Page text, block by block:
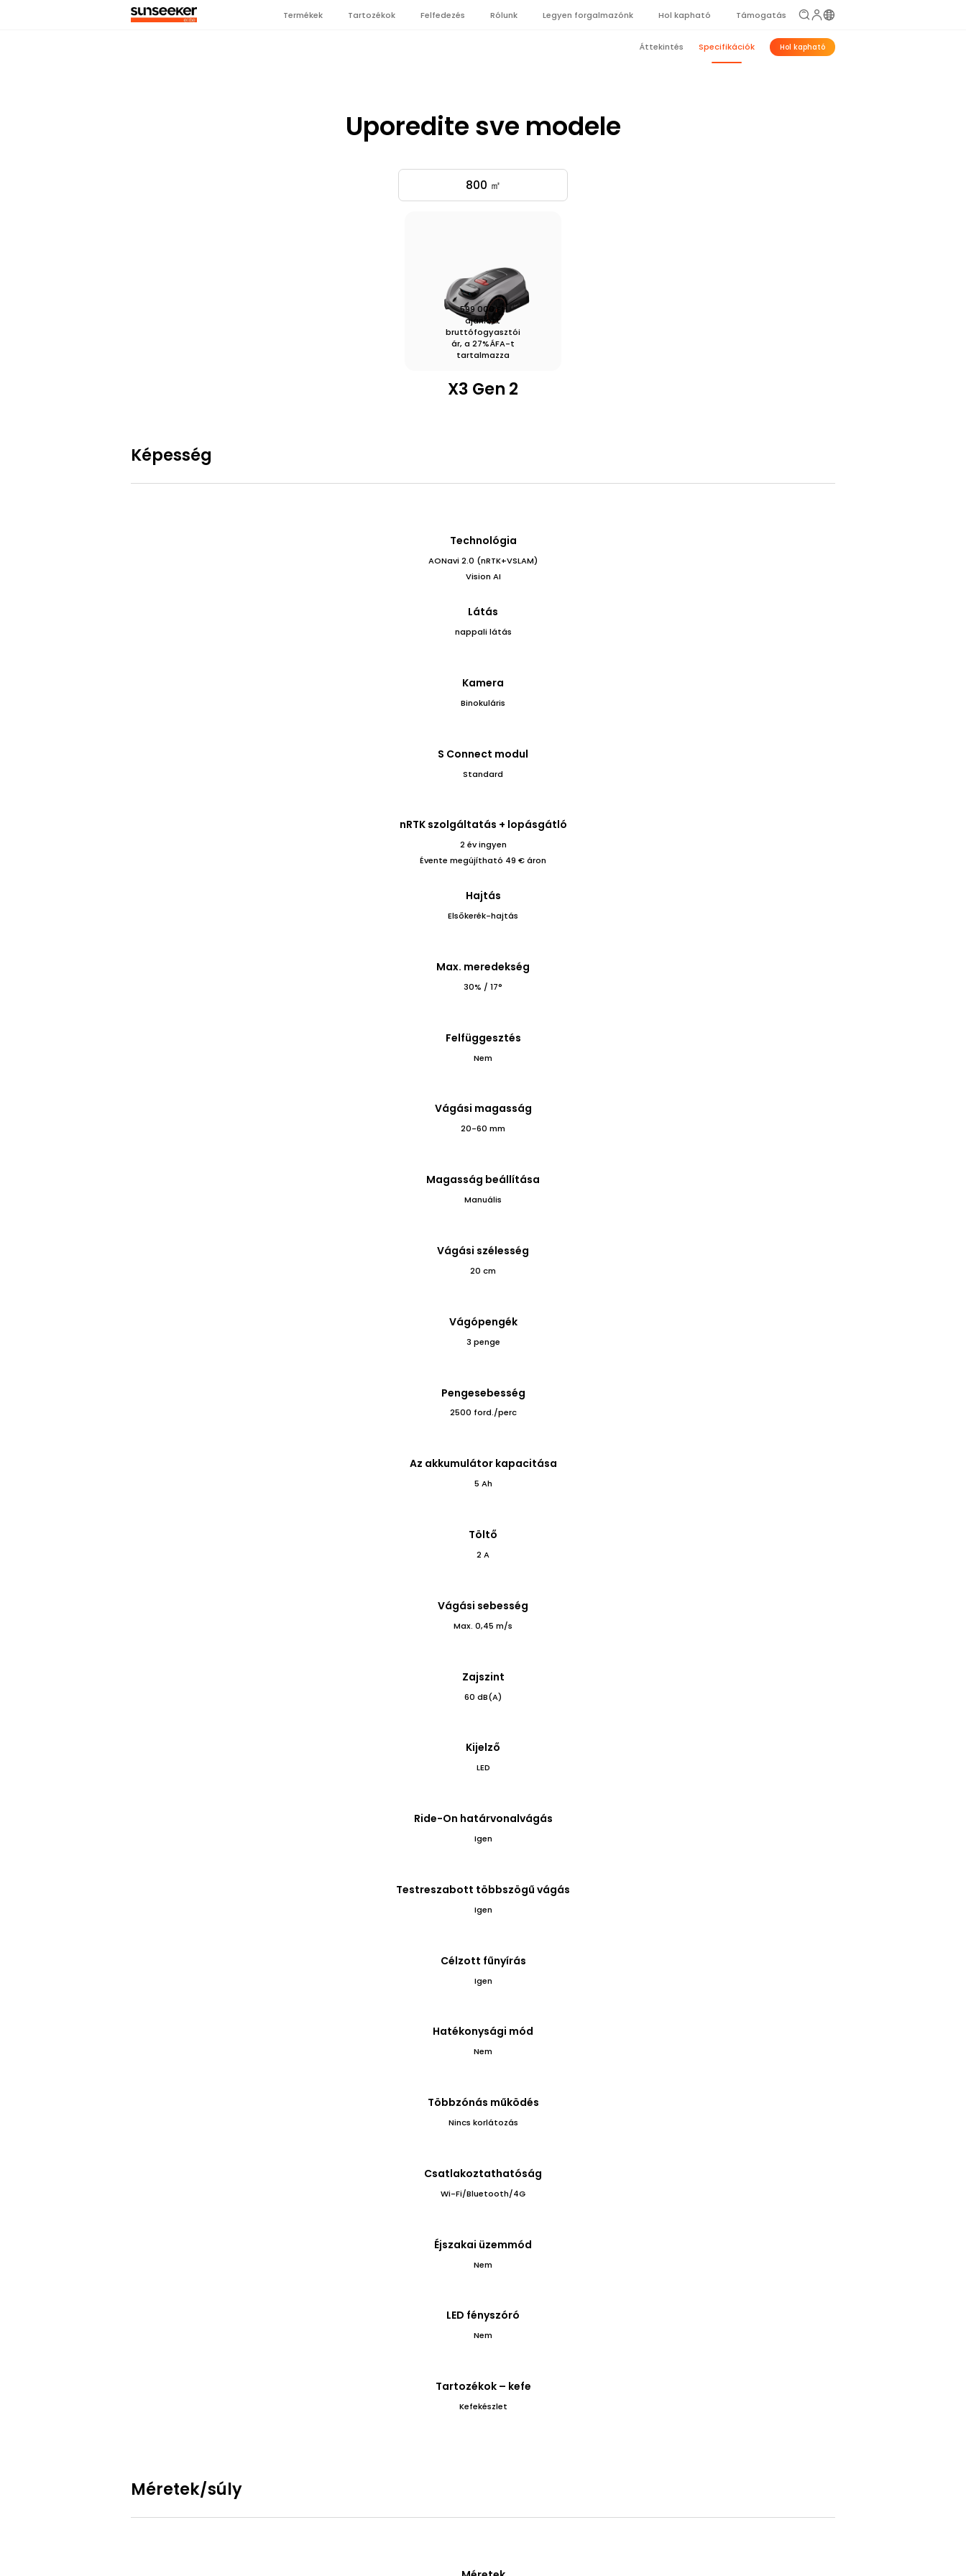
Termékek Tartozékok Felfedezés Rólunk Legyen forgalmazónk Hol kapható Támogatás
Áttekintés Specifikációk Hol kapható
Uporedite sve modele
800 ㎡
599 000 Ft
ajánlott
bruttófogyasztói
ár, a 27%ÁFA-t
tartalmazza
X3 Gen 2
Képesség
Technológia
AONavi 2.0 (nRTK+VSLAM)
Vision AI
Látás
nappali látás
Kamera
Binokuláris
S Connect modul
Standard
nRTK szolgáltatás + lopásgátló
2 év ingyen
Évente megújítható 49 € áron
Hajtás
Elsőkerék-hajtás
Max. meredekség
30% / 17°
Felfüggesztés
Nem
Vágási magasság
20-60 mm
Magasság beállítása
Manuális
Vágási szélesség
20 cm
Vágópengék
3 penge
Pengesebesség
2500 ford./perc
Az akkumulátor kapacitása
5 Ah
Töltő
2 A
Vágási sebesség
Max. 0,45 m/s
Zajszint
60 dB(A)
Kijelző
LED
Ride-On határvonalvágás
Igen
Testreszabott többszögű vágás
Igen
Célzott fűnyírás
Igen
Hatékonysági mód
Nem
Többzónás működés
Nincs korlátozás
Csatlakoztathatóság
Wi-Fi/Bluetooth/4G
Éjszakai üzemmód
Nem
LED fényszóró
Nem
Tartozékok – kefe
Kefekészlet
Méretek/súly